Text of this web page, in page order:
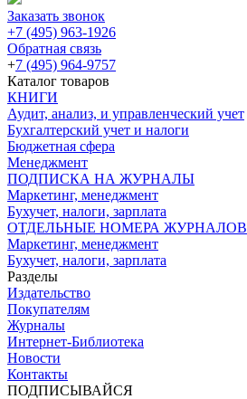
Заказать звонок
+7 (495) 963-1926
Обратная связь
+7 (495) 964-9757
Каталог товаров
КНИГИ
Аудит, анализ, и управленческий учет
Бухгалтерский учет и налоги
Бюджетная сфера
Менеджмент
ПОДПИСКА НА ЖУРНАЛЫ
Маркетинг, менеджмент
Бухучет, налоги, зарплата
ОТДЕЛЬНЫЕ НОМЕРА ЖУРНАЛОВ
Маркетинг, менеджмент
Бухучет, налоги, зарплата
Разделы
Издательство
Покупателям
Журналы
Интернет-Библиотека
Новости
Контакты
ПОДПИСЫВАЙСЯ